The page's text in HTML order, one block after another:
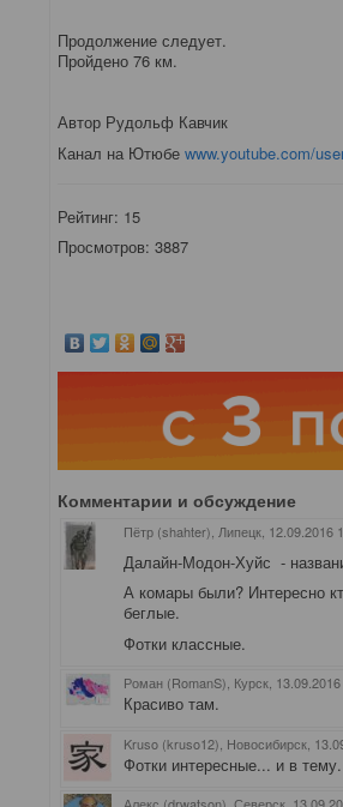
Продолжение следует.
Пройдено 76 км.
Автор Рудольф Кавчик
Канал на Ютюбе www.youtube.com/
Рейтинг: 15
Просмотров: 3887
Комментарии и обсуждение
Пётр (shahter), Липецк, 12.09.2016
Далайн-Модон-Хуйс -
А комары были? Интересно
беглые.
Фотки классные.
Роман (RomanS), Курск,
Красиво там.
Kruso (kruso12), Новосибирск,
Фотки интересные... и в тему.